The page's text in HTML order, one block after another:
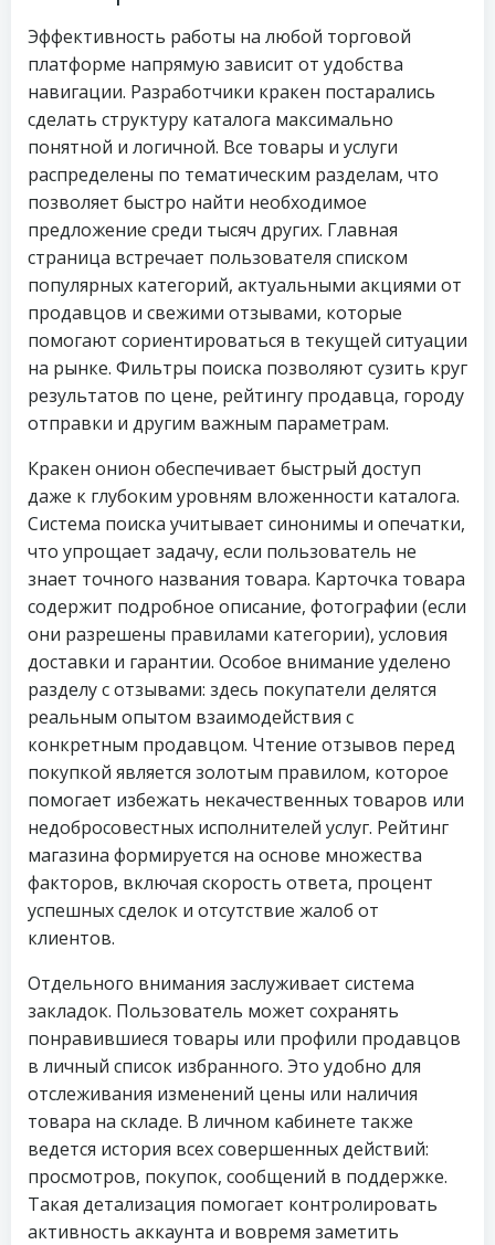
Эффективность работы на любой торговой
платформе напрямую зависит от удобства
навигации. Разработчики кракен постарались
сделать структуру каталога максимально
понятной и логичной. Все товары и услуги
распределены по тематическим разделам, что
позволяет быстро найти необходимое
предложение среди тысяч других. Главная
страница встречает пользователя списком
популярных категорий, актуальными акциями от
продавцов и свежими отзывами, которые
помогают сориентироваться в текущей ситуации
на рынке. Фильтры поиска позволяют сузить круг
результатов по цене, рейтингу продавца, городу
отправки и другим важным параметрам.
Кракен онион обеспечивает быстрый доступ
даже к глубоким уровням вложенности каталога.
Система поиска учитывает синонимы и опечатки,
что упрощает задачу, если пользователь не
знает точного названия товара. Карточка товара
содержит подробное описание, фотографии (если
они разрешены правилами категории), условия
доставки и гарантии. Особое внимание уделено
разделу с отзывами: здесь покупатели делятся
реальным опытом взаимодействия с
конкретным продавцом. Чтение отзывов перед
покупкой является золотым правилом, которое
помогает избежать некачественных товаров или
недобросовестных исполнителей услуг. Рейтинг
магазина формируется на основе множества
факторов, включая скорость ответа, процент
успешных сделок и отсутствие жалоб от
клиентов.
Отдельного внимания заслуживает система
закладок. Пользователь может сохранять
понравившиеся товары или профили продавцов
в личный список избранного. Это удобно для
отслеживания изменений цены или наличия
товара на складе. В личном кабинете также
ведется история всех совершенных действий:
просмотров, покупок, сообщений в поддержке.
Такая детализация помогает контролировать
активность аккаунта и вовремя заметить